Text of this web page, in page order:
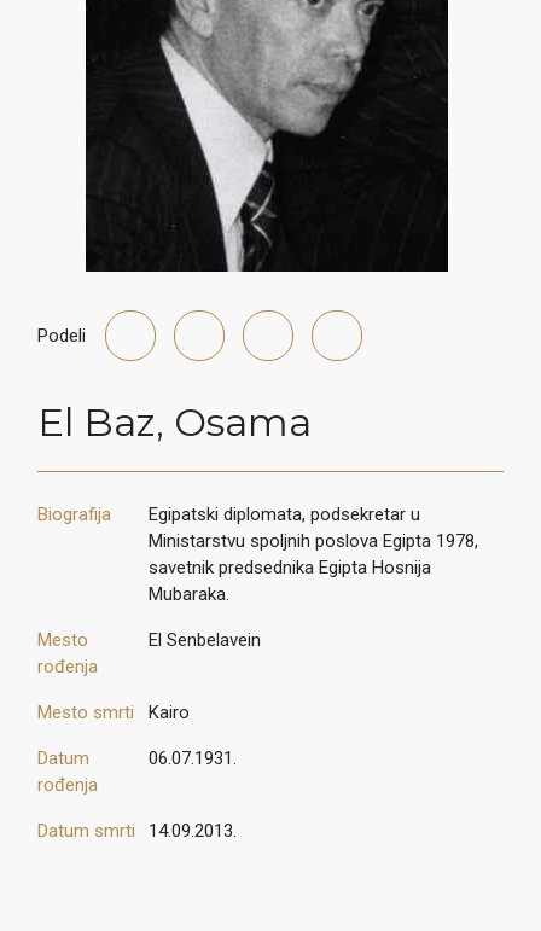
Podeli
El Baz, Osama
Biografija
Egipatski diplomata, podsekretar u
Ministarstvu spoljnih poslova Egipta 1978,
savetnik predsednika Egipta Hosnija
Mubaraka.
Mesto
rođenja
El Senbelavein
Mesto smrti Kairo
Datum
rođenja
06.07.1931.
Datum smrti 14.09.2013.